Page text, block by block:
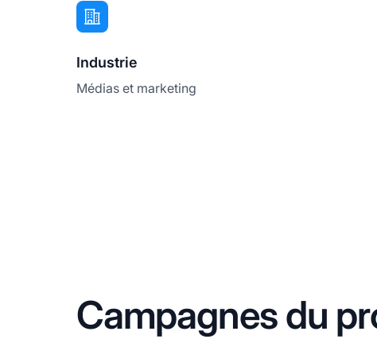
Industrie
Médias et marketing
Campagnes du